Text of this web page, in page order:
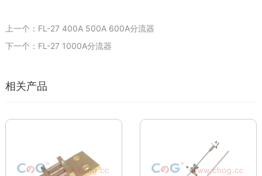
上一个：FL-27 400A 500A 600A分流器
下一个：FL-27 1000A分流器
相关产品